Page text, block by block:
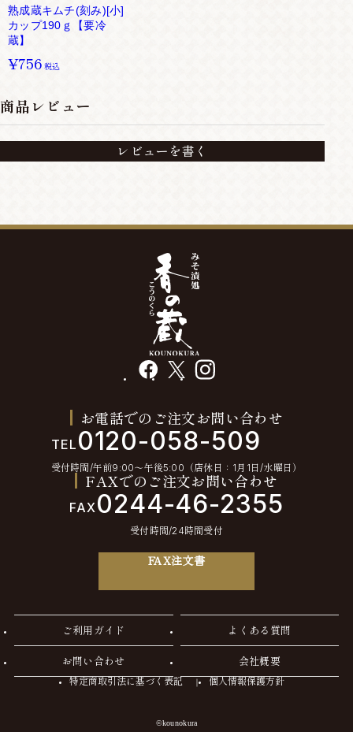
熟成蔵キムチ(刻み)[小]
カップ190ｇ【要冷
蔵】
¥756 税込
商品レビュー
レビューを書く
facebook instagram
お電話でのご注文お問い合わせ
TEL 0120-058-509
受付時間/午前9:00〜午後5:00（店休日：1月1日/水曜日）
FAXでのご注文お問い合わせ
FAX 0244-46-2355
受付時間/24時間受付
FAX注文書
ご利用ガイド よくある質問
お問い合わせ 会社概要
特定商取引法に基づく表記 個人情報保護方針
©kounokura